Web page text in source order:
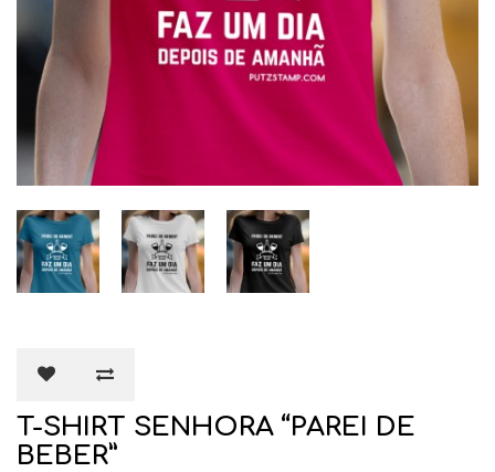
T-SHIRT SENHORA “PAREI DE
BEBER”